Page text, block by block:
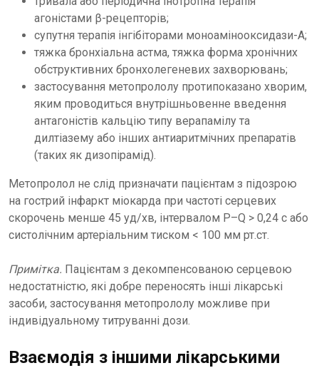
агоністами β-рецепторів;
супутня терапія інгібіторами моноамінооксидази-А;
тяжка бронхіальна астма, тяжка форма хронічних
обструктивних бронхолегеневих захворювань;
застосування метопрололу протипоказано хворим,
яким проводиться внутрішньовенне введення
антагоністів кальцію типу верапамілу та
дилтіазему або інших антиаритмічних препаратів
(таких як дизопірамід).
Метопролол не слід призначати пацієнтам з підозрою
на гострий інфаркт міокарда при частоті серцевих
скорочень менше 45 уд/хв, інтервалом P–Q > 0,24 c або
систолічним артеріальним тиском < 100 мм рт.ст.
Примітка. Пацієнтам з декомпенсованою серцевою
недостатністю, які добре переносять інші лікарські
засоби, застосування метопрололу можливе при
індивідуальному титруванні дози.
Взаємодія з іншими лікарськими